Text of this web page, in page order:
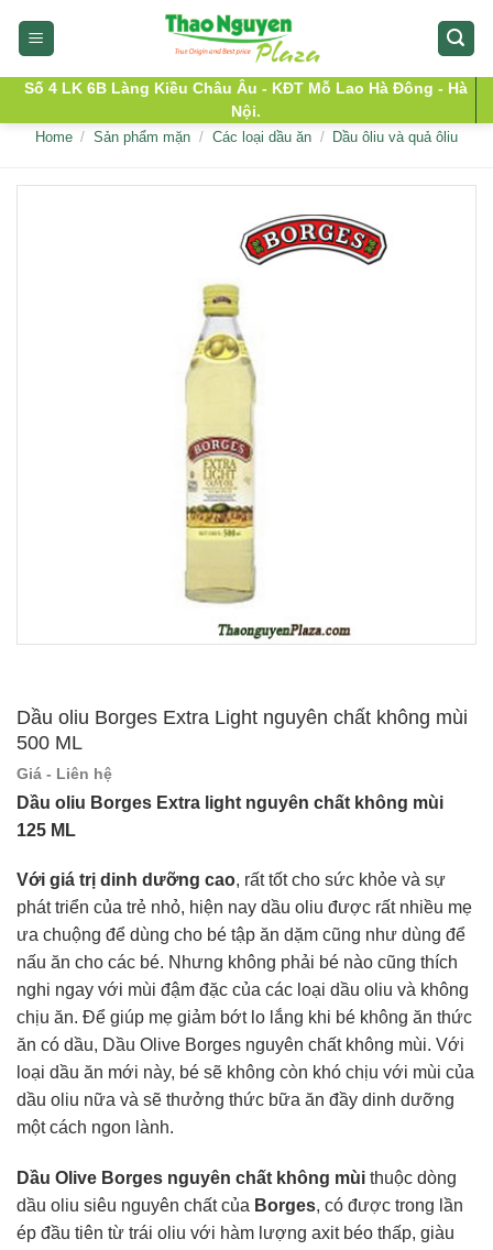
Số 4 LK 6B Làng Kiều Châu Âu - KĐT Mỗ Lao Hà Đông - Hà
Nội.
Home / Sản phẩm mặn / Các loại dầu ăn / Dầu ôliu và quả ôliu
Dầu oliu Borges Extra Light nguyên chất không mùi
500 ML
Giá - Liên hệ
Dầu oliu Borges Extra light nguyên chất không mùi
125 ML
Với giá trị dinh dưỡng cao, rất tốt cho sức khỏe và sự
phát triển của trẻ nhỏ, hiện nay dầu oliu được rất nhiều mẹ
ưa chuộng để dùng cho bé tập ăn dặm cũng như dùng để
nấu ăn cho các bé. Nhưng không phải bé nào cũng thích
nghi ngay với mùi đậm đặc của các loại dầu oliu và không
chịu ăn. Để giúp mẹ giảm bớt lo lắng khi bé không ăn thức
ăn có dầu, Dầu Olive Borges nguyên chất không mùi. Với
loại dầu ăn mới này, bé sẽ không còn khó chịu với mùi của
dầu oliu nữa và sẽ thưởng thức bữa ăn đầy dinh dưỡng
một cách ngon lành.
Dầu Olive Borges nguyên chất không mùi thuộc dòng
dầu oliu siêu nguyên chất của Borges, có được trong lần
ép đầu tiên từ trái oliu với hàm lượng axit béo thấp, giàu